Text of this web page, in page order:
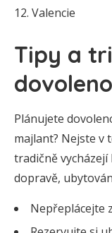
Valencie
Tipy a
Plánujete
majlant? Nejste v
tradičně
dopravě,
Nepřeplácejte